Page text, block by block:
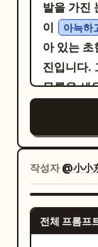
보다 더 엄
춰야 합니
음식을 뒷받침해
면서도 임
요. 각 패
급스러운
감, 빵 표
으로 표현
광고 캠페
해야 합니다. 재질 사실감: 사실감을
을 사용하
큰 통레몬
레몬 1개,
부드럽게
현대적인
치하세요
서가 있
왼쪽 하단
네온 옐로
니다. 사진
디테일: 왼
파란색을
루바브 젤
되어야 합
로 장식하
맛있어 보
영역: 금
일의 재료
스트”와 “
이 포함되
고 작은 단
일본어 제
의 타이포
와 재치
가득, 달
결 모양 리
작은 인장
덩굴, 수
가되었으
리를 감싸
일러스트
질감과 깔
용 도련
발을 가진
이 아늑하
아 있는 초
진입니다.
무릎을 세
할 수 없
의 시선을
치 고예산
는 체리 레
스트 블랙
는 블랙 로
작성자@小小
전체 프롬프